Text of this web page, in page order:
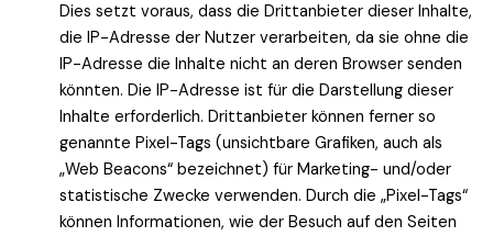
Dies setzt voraus, dass die Drittanbieter dieser Inhalte,
die IP-Adresse der Nutzer verarbeiten, da sie ohne die
IP-Adresse die Inhalte nicht an deren Browser senden
könnten. Die IP-Adresse ist für die Darstellung dieser
Inhalte erforderlich. Drittanbieter können ferner so
genannte Pixel-Tags (unsichtbare Grafiken, auch als
„Web Beacons“ bezeichnet) für Marketing- und/oder
statistische Zwecke verwenden. Durch die „Pixel-Tags“
können Informationen, wie der Besuch auf den Seiten